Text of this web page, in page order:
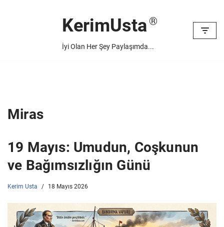
KerimUsta
İyi Olan Her Şey Paylaşımda...
Miras
19 Mayıs: Umudun, Coşkunun
ve Bağımsızlığın Günü
Kerim Usta 18 Mayıs 2026